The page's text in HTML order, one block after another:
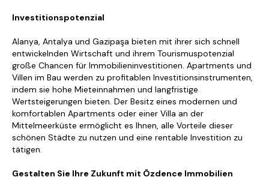
Investitionspotenzial
Alanya, Antalya und Gazipaşa bieten mit ihrer sich schnell
entwickelnden Wirtschaft und ihrem Tourismuspotenzial
große Chancen für Immobilieninvestitionen. Apartments und
Villen im Bau werden zu profitablen Investitionsinstrumenten,
indem sie hohe Mieteinnahmen und langfristige
Wertsteigerungen bieten. Der Besitz eines modernen und
komfortablen Apartments oder einer Villa an der
Mittelmeerküste ermöglicht es Ihnen, alle Vorteile dieser
schönen Städte zu nutzen und eine rentable Investition zu
tätigen.
Gestalten Sie Ihre Zukunft mit Özdence Immobilien